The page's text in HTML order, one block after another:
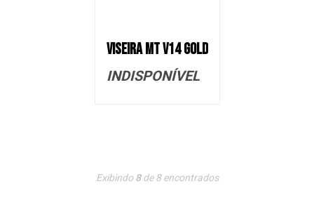
VISEIRA MT V14 GOLD
INDISPONÍVEL
Exibindo 8de8encontrados